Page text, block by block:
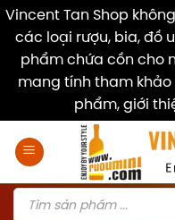
Vincent Tan Shop
các loại rượu, bia, đồ
phẩm chứa cồn cho
mang tính tham
phẩm, giới
Products
search